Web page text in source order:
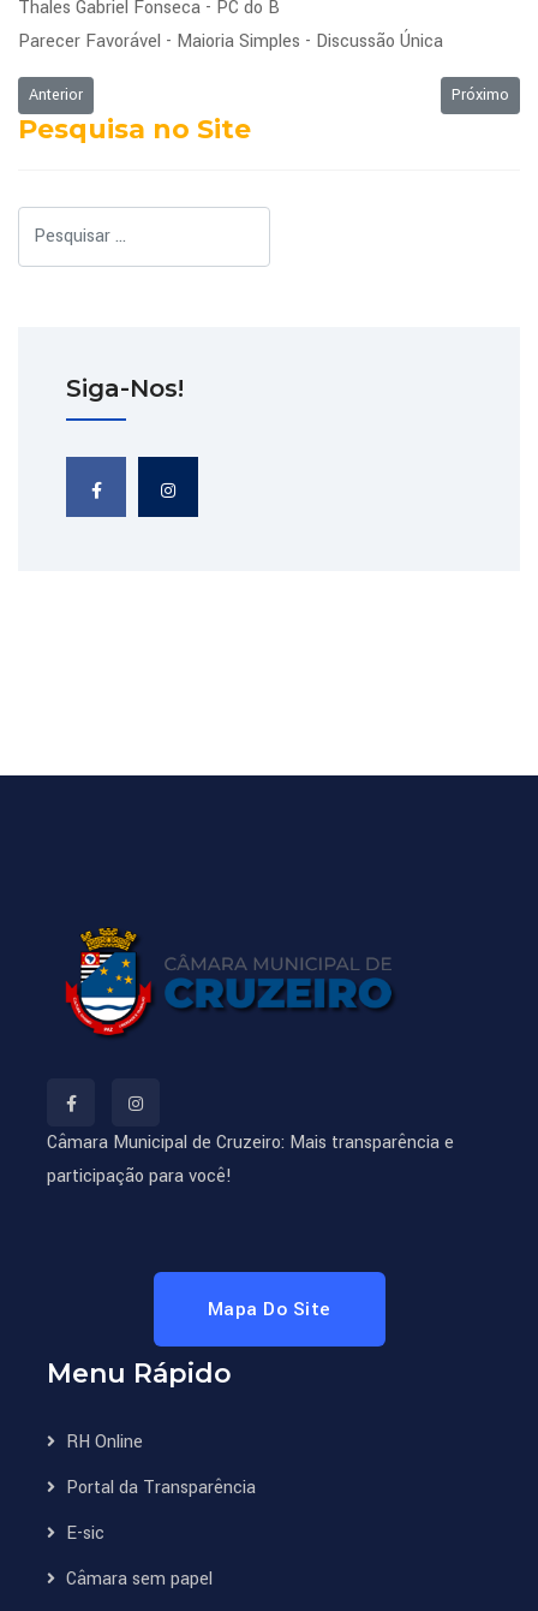
Thales Gabriel Fonseca - PC do B
Parecer Favorável - Maioria Simples - Discussão Única
Artigo anterior: Ordem do Dia da Sessão Ordinária de 03/11/2015
Anterior Próximo
Próximo
Pesquisa no Site
Siga-Nos!
Câmara Municipal de Cruzeiro: Mais transparência e
participação para você!
Mapa Do Site
Menu Rápido
RH Online
Portal da Transparência
E-sic
Câmara sem papel